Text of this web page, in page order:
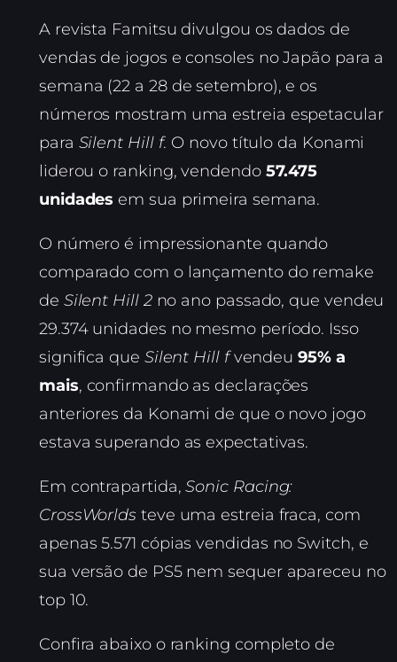
A revista Famitsu divulgou os dados de
vendas de jogos e consoles no Japão para a
semana (22 a 28 de setembro), e os
números mostram uma estreia espetacular
para Silent Hill f. O novo título da Konami
liderou o ranking, vendendo 57.475
unidades em sua primeira semana.
O número é impressionante quando
comparado com o lançamento do remake
de Silent Hill 2no ano passado, que vendeu
29.374 unidades no mesmo período. Isso
significa que Silent Hill fvendeu95% a
mais, confirmando as declarações
anteriores da Konami de que o novo jogo
estava superando as expectativas.
Em contrapartida,Sonic Racing:
CrossWorlds teve uma estreia fraca, com
apenas 5.571 cópias vendidas no Switch, e
sua versão de PS5 nem sequer apareceu no
top 10.
Confira abaixo o ranking completo de